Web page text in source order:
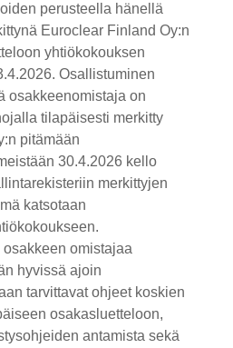
perusteella hänellä
Euroclear Finland Oy:n
yhtiökokouksen
Osallistuminen
osakkeenomistaja on
tilapäisesti merkitty
pitämään
30.4.2026 kello
merkittyjen
katsotaan
omistajaa
hyvissä ajoin
tarvittavat ohjeet koskien
osakasluetteloon,
antamista sekä